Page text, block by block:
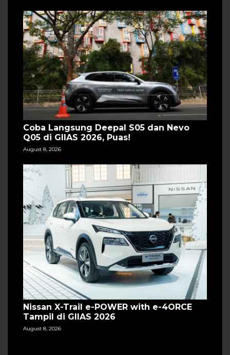
Coba Langsung Deepal S05 dan Nevo
Q05 di GIIAS 2026, Puas!
August 8, 2026
Nissan X-Trail e-POWER with e-4ORCE
Tampil di GIIAS 2026
August 8, 2026